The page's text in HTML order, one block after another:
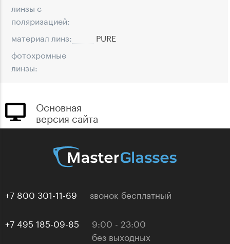
линзы с
поляризацией:
материал линз:
PURE
фотохромные
линзы:
Основная
версия сайта
+7 800 301-11-69 звонок бесплатный
+7 495 185-09-85
9:00 - 23:00
без выходных